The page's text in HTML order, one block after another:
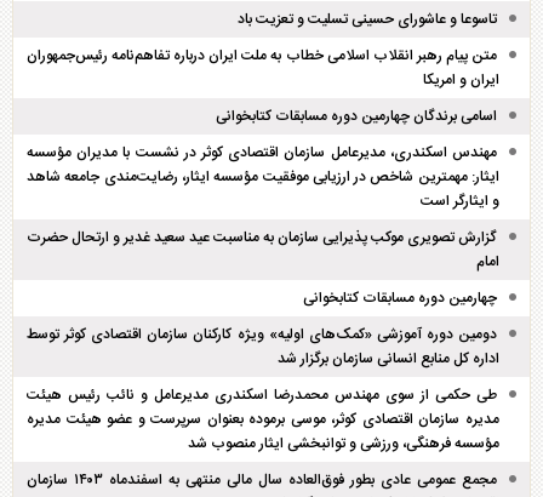
تاسوعا و عاشورای حسینی تسلیت و تعزیت باد
متن پیام رهبر انقلاب اسلامی خطاب به ملت ایران درباره تفاهم‌نامه رئیس‌جمهوران
ایران و امریکا
اسامی برندگان چهارمین دوره مسابقات کتابخوانی
مهندس اسکندری، مدیرعامل سازمان اقتصادی کوثر در نشست با مدیران مؤسسه
ایثار: مهمترین شاخص در ارزیابی موفقیت مؤسسه ایثار، رضایت‌مندی جامعه شاهد
و ایثارگر است
گزارش تصویری موکب پذیرایی سازمان به مناسبت عید سعید غدیر و ارتحال حضرت
امام
چهارمین دوره مسابقات کتابخوانی
دومین دوره آموزشی «کمک‌های اولیه» ویژه کارکنان سازمان اقتصادی کوثر توسط
اداره کل منابع انسانی سازمان برگزار شد
طی حکمی از سوی مهندس محمدرضا اسکندری مدیرعامل و نائب رئیس هیئت
مدیره سازمان اقتصادی کوثر، موسی برموده بعنوان سرپرست و عضو هیئت مدیره
مؤسسه فرهنگی، ورزشی و توانبخشی ایثار منصوب شد
مجمع عمومی عادی بطور فوق‌العاده سال مالی منتهی به اسفند‌ماه ۱۴۰۳ سازمان